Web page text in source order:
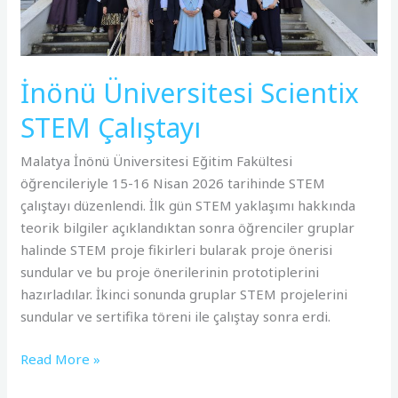
İnönü Üniversitesi Scientix
STEM Çalıştayı
Malatya İnönü Üniversitesi Eğitim Fakültesi
öğrencileriyle 15-16 Nisan 2026 tarihinde STEM
çalıştayı düzenlendi. İlk gün STEM yaklaşımı hakkında
teorik bilgiler açıklandıktan sonra öğrenciler gruplar
halinde STEM proje fikirleri bularak proje önerisi
sundular ve bu proje önerilerinin prototiplerini
hazırladılar. İkinci sonunda gruplar STEM projelerini
sundular ve sertifika töreni ile çalıştay sonra erdi.
Read More »